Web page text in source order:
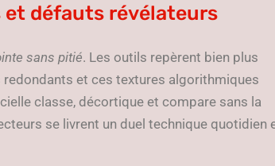
défauts révélateurs
sans pitié. Les outils repèrent bien plus
redondants et ces textures algorithmiques
classe, décortique et compare sans la
se livrent un duel technique quotidien